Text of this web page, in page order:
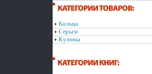
Кольца
Серьги
Кулоны